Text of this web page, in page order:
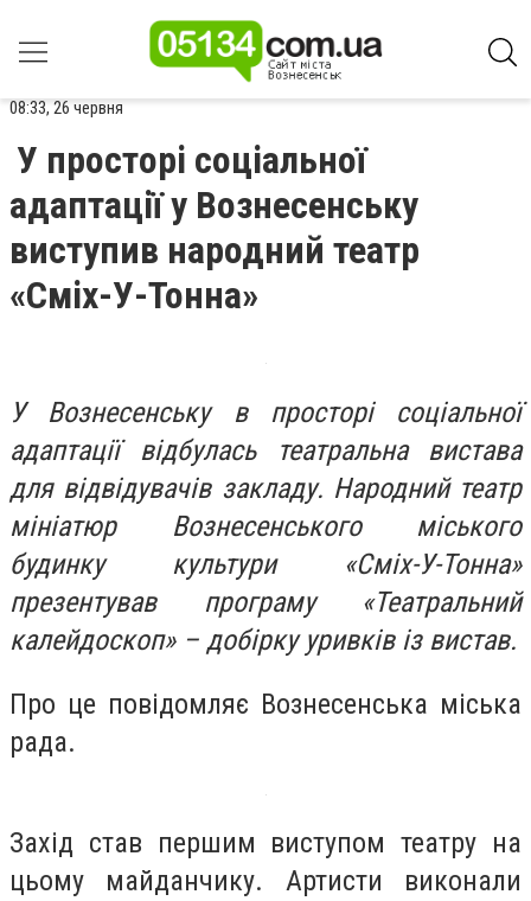
08:33, 26 червня
У просторі соціальної
адаптації у Вознесенську
виступив народний театр
«Сміх-У-Тонна»
У Вознесенську в просторі соціальної
адаптації відбулась театральна вистава
для відвідувачів закладу. Народний театр
мініатюр Вознесенського міського
будинку культури «Сміх-У-Тонна»
презентував програму «Театральний
калейдоскоп» – добірку уривків із вистав.
Про це повідомляє Вознесенська міська
рада.
Захід став першим виступом театру на
цьому майданчику. Артисти виконали